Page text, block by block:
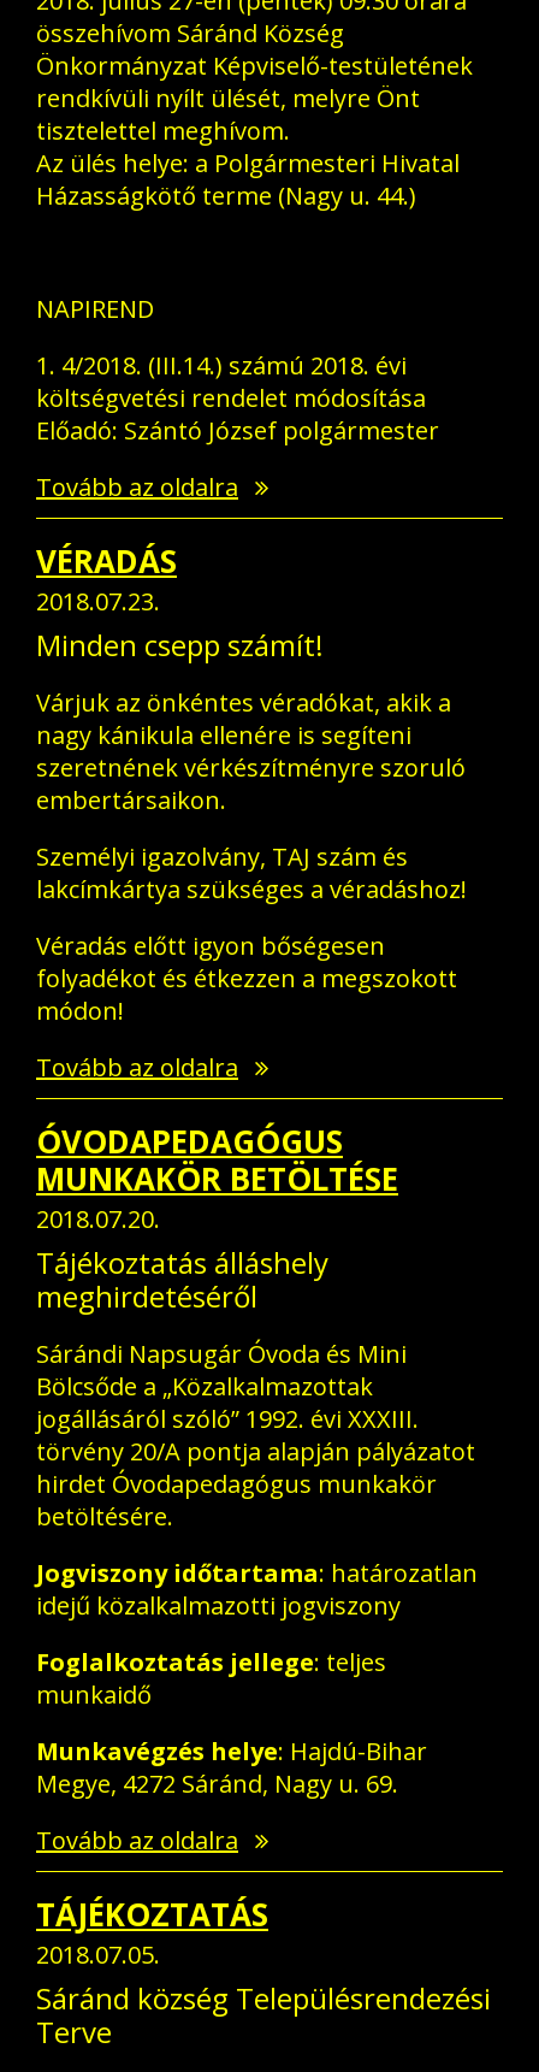
összehívom Sáránd Község
Önkormányzat Képviselő-testületének
rendkívüli nyílt ülését, melyre Önt
tisztelettel meghívom.
Az ülés helye: a Polgármesteri Hivatal
Házasságkötő terme (Nagy u. 44.)
NAPIREND
1. 4/2018. (III.14.) számú 2018. évi
költségvetési rendelet módosítása
Előadó: Szántó József polgármester
Tovább az oldalra
VÉRADÁS
2018.07.23.
Minden csepp számít!
Várjuk az önkéntes véradókat, akik a
nagy kánikula ellenére is segíteni
szeretnének vérkészítményre szoruló
embertársaikon.
Személyi igazolvány, TAJ szám és
lakcímkártya szükséges a véradáshoz!
Véradás előtt igyon bőségesen
folyadékot és étkezzen a megszokott
módon!
Tovább az oldalra
ÓVODAPEDAGÓGUS
MUNKAKÖR BETÖLTÉSE
2018.07.20.
Tájékoztatás álláshely
meghirdetéséről
Sárándi Napsugár Óvoda és Mini
Bölcsőde a „Közalkalmazottak
jogállásáról szóló” 1992. évi XXXIII.
törvény 20/A pontja alapján pályázatot
hirdet Óvodapedagógus munkakör
betöltésére.
Jogviszony időtartama: határozatlan
idejű közalkalmazotti jogviszony
Foglalkoztatás jellege: teljes
munkaidő
Munkavégzés helye: Hajdú-Bihar
Megye, 4272 Sáránd, Nagy u. 69.
Tovább az oldalra
TÁJÉKOZTATÁS
2018.07.05.
Sáránd község Településrendezési
Terve